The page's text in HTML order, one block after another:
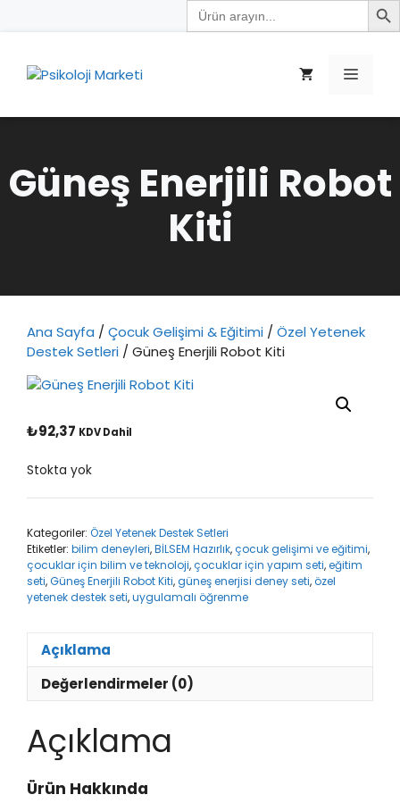
Search
for:
Menü
Güneş Enerjili Robot
Kiti
Ana Sayfa / Çocuk Gelişimi & Eğitimi / Özel Yetenek
Destek Setleri / Güneş Enerjili Robot Kiti
₺92,37 KDV Dahil
Stokta yok
Kategoriler: Özel Yetenek Destek Setleri
Etiketler: bilim deneyleri,BİLSEM Hazırlık,çocuk gelişimi ve eğitimi,
çocuklar için bilim ve teknoloji,çocuklar için yapım seti,eğitim
seti,Güneş Enerjili Robot Kiti,güneş enerjisi deney seti,özel
yetenek destek seti,uygulamalı öğrenme
Açıklama
Değerlendirmeler (0)
Açıklama
Ürün Hakkında